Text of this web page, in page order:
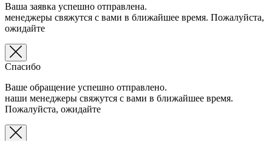
Ваша заявка успешно отправлена.
менеджеры свяжутся с вами в ближайшее время. Пожалуйста,
ожидайте
Спасибо
Ваше обращение успешно отправлено.
наши менеджеры свяжутся с вами в ближайшее время.
Пожалуйста, ожидайте